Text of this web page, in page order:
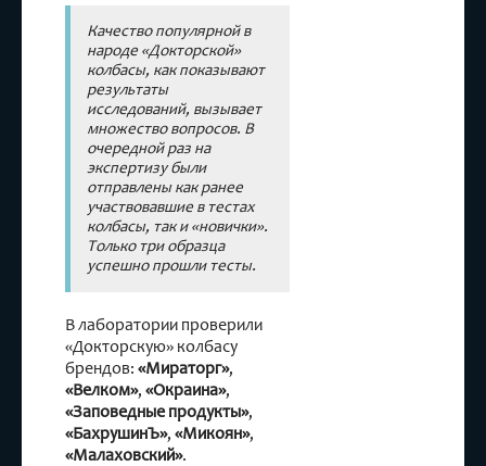
Качество популярной в
народе «Докторской»
колбасы, как показывают
результаты
исследований, вызывает
множество вопросов. В
очередной раз на
экспертизу были
отправлены как ранее
участвовавшие в тестах
колбасы, так и «новички».
Только три образца
успешно прошли тесты.
В лаборатории проверили
«Докторскую» колбасу
брендов: «Мираторг»,
«Велком», «Окраина»,
«Заповедные продукты»,
«БахрушинЪ», «Микоян»,
«Малаховский».